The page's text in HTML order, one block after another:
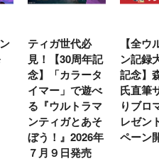
ティガ世代必
見！【30周年記
念】「カラータ
イマー」で遊べ
る『ウルトラマ
ンティガとあそ
ぼう！』2026年
７月９日発売
【全ウ
ン記録
記念】
氏直筆
りブロ
レゼン
ペーン